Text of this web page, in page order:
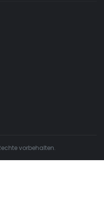
vorbehalten.